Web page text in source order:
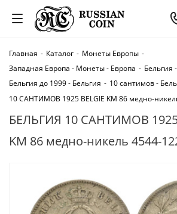
Главная - Каталог - Монеты Европы -
Западная Европа - Монеты - Европа - Бельгия
Бельгия до 1999 - Бельгия - 10 сантимов -
10 САНТИМОВ 1925 BELGIE KM 86 медно-
БЕЛЬГИЯ 10 САНТИМОВ 1925
KM 86 медно-никель 4544-